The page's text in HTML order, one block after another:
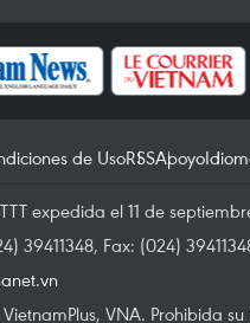
de UsoRSSApoyo
expedida el 11 de
39411348, Fax: (024)
VNA. Prohibida